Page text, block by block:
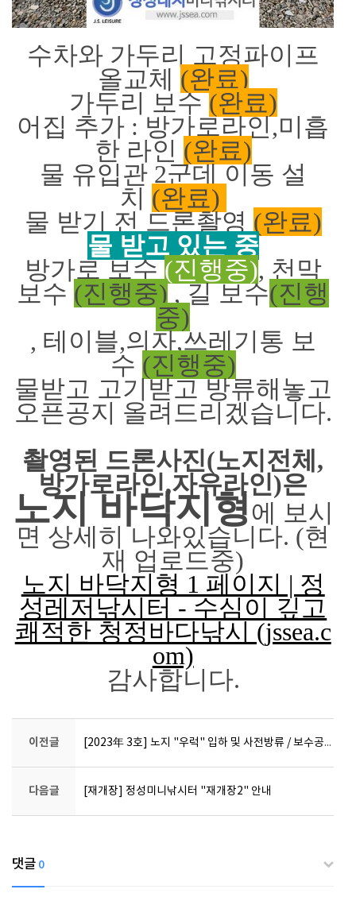
수차와 가두리 고정파이프
올교체 (완료)
가두리 보수(완료)
어집 추가 : 방가로라인,미흡
한 라인 (완료)
물 유입관 2군데 이동 설
치 (완료)
물 받기 전 드론촬영 (완료)
물 받고 있는 중
방가로 보수(진행중), 천막
보수 (진행중), 길 보수(진행
중)
, 테이블,의자,쓰레기통 보
수 (진행중)
물받고 고기받고 방류해놓고
오픈공지 올려드리겠습니다.
촬영된 드론사진(노지전체,
방가로라인,자유라인)은
노지 바닥지형에 보시
면 상세히 나와있습니다. (현
재 업로드중)
노지 바닥지형 1 페이지 | 정
성레저낚시터 - 수심이 깊고
쾌적한 청정바다낚시 (jssea.c
om)
감사합니다.
이전글 [2023年 3호] 노지 "우럭" 입하 및 사전방류 / 보수공사 마무리
다음글 [재개장] 정성미니낚시터 "재개장2" 안내
댓글 0